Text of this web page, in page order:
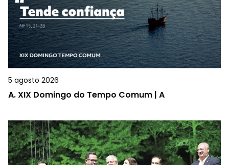
5 agosto 2026
A.XIX Domingo do Tempo Comum | A